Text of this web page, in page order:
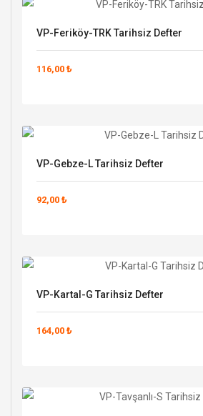
VP-Feriköy-TRK Tarihsiz Defter
116,00 ₺
VP-Gebze-L Tarihsiz Defter
92,00 ₺
VP-Kartal-G Tarihsiz Defter
164,00 ₺